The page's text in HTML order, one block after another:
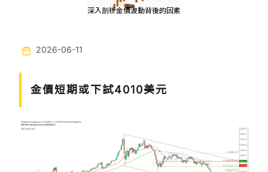
深入剖析金價波動背後的因素
2026-06-11
金價短期或下試4010美元
Previous Next